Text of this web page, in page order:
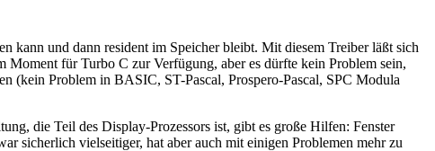
kann und dann resident im Speicher bleibt. Mit diesem Treiber läßt sich
Moment für Turbo C zur Verfügung, aber es dürfte kein Problem sein,
(kein Problem in BASIC, ST-Pascal, Prospero-Pascal, SPC Modula
die Teil des Display-Prozessors ist, gibt es große Hilfen: Fenster
sicherlich vielseitiger, hat aber auch mit einigen Problemen mehr zu